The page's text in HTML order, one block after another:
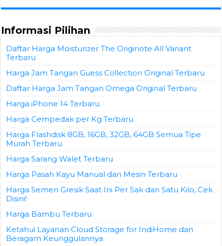
Informasi Pilihan
Daftar Harga Moisturizer The Originote All Variant
Terbaru
Harga Jam Tangan Guess Collection Original Terbaru
Daftar Harga Jam Tangan Omega Original Terbaru
Harga iPhone 14 Terbaru
Harga Cempedak per Kg Terbaru
Harga Flashdisk 8GB, 16GB, 32GB, 64GB Semua Tipe
Murah Terbaru
Harga Sarang Walet Terbaru
Harga Pasah Kayu Manual dan Mesin Terbaru
Harga Semen Gresik Saat Ini Per Sak dan Satu Kilo, Cek
Disini!
Harga Bambu Terbaru
Ketahui Layanan Cloud Storage for IndiHome dan
Beragam Keunggulannya